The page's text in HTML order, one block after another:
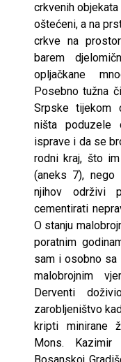
crkvenih
oštećeni, a na
crkve na
barem
opljačkane
Posebno tužna
Srpske tijekom
ništa poduzele
isprave i da se
rodni kraj, što
(aneks 7), nego
njihov održivi
cementirati
O stanju
poratnim
sam i osobno sa
malobrojnim
Derventi
zarobljeništvo
kripti minirane
Mons.